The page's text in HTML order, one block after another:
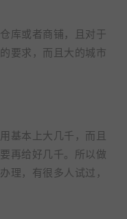
库或者商铺，且对于
要求，而且大的城市
基本上大几千，而且
再给好几千。所以做
理，有很多人试过，